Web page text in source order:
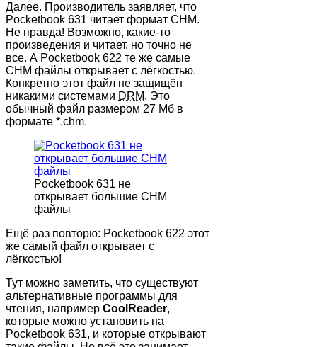
Далее. Производитель заявляет, что
Pocketbook 631 читает формат CHM.
Не правда! Возможно, какие-то
произведения и читает, но точно не
все. А Pocketbook 622 те же самые
CHM файлы открывает с лёгкостью.
Конкретно этот файл не защищён
никакими системами DRM. Это
обычный файл размером 27 Мб в
формате *.chm.
Pocketbook 631 не
открывает большие CHM
файлы
Ещё раз повторю: Pocketbook 622 этот
же самый файл открывает с
лёгкостью!
Тут можно заметить, что существуют
альтернативные программы для
чтения, например CoolReader,
которые можно установить на
Pocketbook 631, и которые открывают